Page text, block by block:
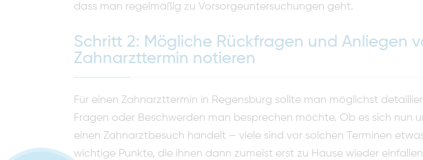
dass man regelmäßig zu Vorsorgeuntersuchungen geht.
Schritt 2: Mögliche Rückfragen und Anliegen
Zahnarzttermin notieren
Für einen Zahnarzttermin in Regensburg sollte man möglichst
Fragen oder Beschwerden man besprechen möchte. Ob es sich nun
einen Zahnarztbesuch handelt – viele sind vor solchen Terminen
wichtige Punkte, die ihnen dann zumeist erst zu Hause wieder